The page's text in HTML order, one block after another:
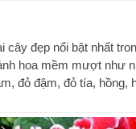
cây đẹp nổi bật nhất
hoa mềm mượt như
đỏ đậm, đỏ tía, hồng,